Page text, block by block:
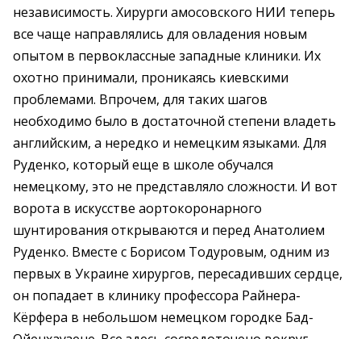
независимость. Хирурги амосовского НИИ теперь
все чаще направлялись для овладения новым
опытом в первоклассные западные клиники. Их
охотно принимали, проникаясь киевскими
проблемами. Впрочем, для таких шагов
необходимо было в достаточной степени владеть
английским, а нередко и немецким языками. Для
Руденко, который еще в школе обучался
немецкому, это не представляло сложности. И вот
ворота в искусстве аортокоронарного
шунтирования открываются и перед Анатолием
Руденко. Вместе с Борисом Тодуровым, одним из
первых в Украине хирургов, пересадивших сердце,
он попадает в клинику профессора Райнера-
Кёрфера в небольшом немецком городке Бад-